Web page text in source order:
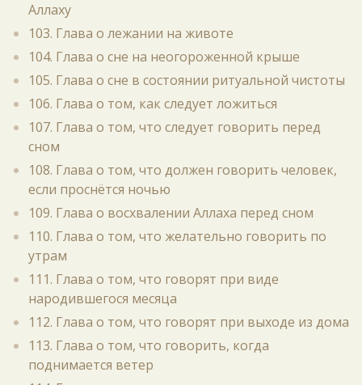
Аллаху
103. Глава о лежании на животе
104. Глава о сне на неогороженной крыше
105. Глава о сне в состоянии ритуальной чистоты
106. Глава о том, как следует ложиться
107. Глава о том, что следует говорить перед
сном
108. Глава о том, что должен говорить человек,
если проснётся ночью
109. Глава о восхвалении Аллаха перед сном
110. Глава о том, что желательно говорить по
утрам
111. Глава о том, что говорят при виде
народившегося месяца
112. Глава о том, что говорят при выходе из дома
113. Глава о том, что говорить, когда
поднимается ветер